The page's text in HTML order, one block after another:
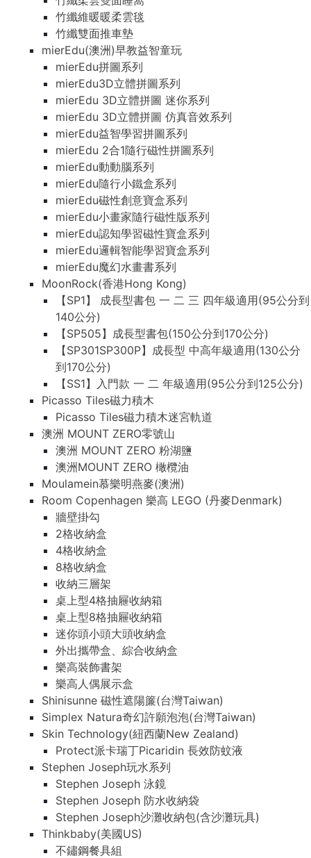
竹纖維暖暖柔雲毯
竹纖雙面推車墊
mierEdu(澳洲)早教益智童玩
mierEdu拼圖系列
mierEdu3D立體拼圖系列
mierEdu 3D立體拼圖 迷你系列
mierEdu 3D立體拼圖 仿真音效系列
mierEdu益智學習拼圖系列
mierEdu 2合1隨行磁性拼圖系列
mierEdu動動腦系列
mierEdu隨行小鐵盒系列
mierEdu磁性創意寶盒系列
mierEdu小畫家隨行磁性版系列
mierEdu認知學習磁性寶盒系列
mierEdu邏輯智能學習寶盒系列
mierEdu魔幻水畫書系列
MoonRock(香港Hong Kong)
【SP1】 成長型書包 一 二 三 四年級適用(95公分到
140公分)
【SP505】成長型書包(150公分到170公分)
【SP301SP300P】成長型 中高年級適用(130公分
到170公分)
【SS1】入門款 一 二 年級適用(95公分到125公分)
Picasso Tiles磁力積木
Picasso Tiles磁力積木迷宮軌道
澳洲 MOUNT ZERO零號山
澳洲 MOUNT ZERO 粉湖鹽
澳洲MOUNT ZERO 橄欖油
Moulamein慕樂明燕麥(澳洲)
Room Copenhagen 樂高 LEGO (丹麥Denmark)
牆壁掛勾
2格收納盒
4格收納盒
8格收納盒
收納三層架
桌上型4格抽屜收納箱
桌上型8格抽屜收納箱
迷你頭小頭大頭收納盒
外出攜帶盒、綜合收納盒
樂高裝飾書架
樂高人偶展示盒
Shinisunne 磁性遮陽簾(台灣Taiwan)
Simplex Natura奇幻許願泡泡(台灣Taiwan)
Skin Technology(紐西蘭New Zealand)
Protect派卡瑞丁Picaridin 長效防蚊液
Stephen Joseph玩水系列
Stephen Joseph 泳鏡
Stephen Joseph 防水收納袋
Stephen Joseph沙灘收納包(含沙灘玩具)
Thinkbaby(美國US)
不鏽鋼餐具組